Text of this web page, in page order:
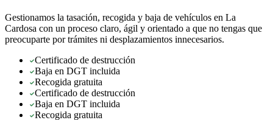
Gestionamos la tasación, recogida y baja de vehículos en La
Cardosa con un proceso claro, ágil y orientado a que no tengas que
preocuparte por trámites ni desplazamientos innecesarios.
Certificado de destrucción
Baja en DGT incluida
Recogida gratuita
Certificado de destrucción
Baja en DGT incluida
Recogida gratuita